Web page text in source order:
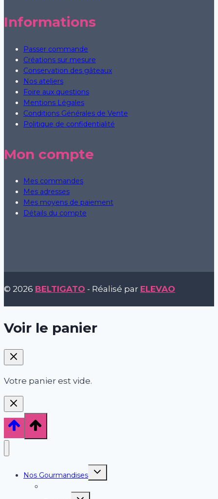
Informations
Passer commande
Créations sur mesure
Conservation des gâteaux
Nos ateliers
Foire aux questions
Mentions Légales
Conditions Générales de Vente
Politique de confidentialité
Mon compte
Mes commandes
Mes adresses
Mes moyens de paiement
Détails du compte
© 2026 BELTIGATO - Réalisé par ELEVAO
Voir le panier
Votre panier est vide.
Nos Gourmandises
Ouvrir/fermer
Ouvrir/fermer